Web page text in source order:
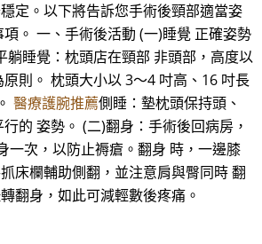
定。以下將告訴您手術後頸部適當姿
。 一、手術後活動 (一)睡覺 正確姿勢
躺睡覺：枕頭店在頸部 非頭部，高度以
則。 枕頭大小以 3～4 吋高、16 吋長
醫療護腕推薦側睡：墊枕頭保持頭、
的 姿勢。 (二)翻身：手術後回病房，
一次，以防止褥瘡。翻身 時，一邊膝
床欄輔助側翻，並注意肩與臀同時 翻
翻身，如此可減輕數後疼痛。